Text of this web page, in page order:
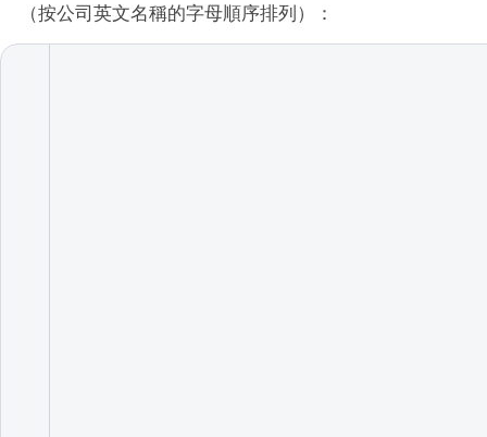
（按公司英文名稱的字母順序排列）：